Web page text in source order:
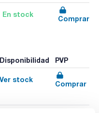
En stock
Comprar
Disponibilidad PVP
Ver stock
Comprar